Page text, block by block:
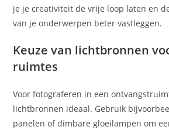
je je creativiteit de vrije loop laten en
van je onderwerpen beter vastleggen.
Keuze van lichtbronnen
ruimtes
Voor fotograferen in een
lichtbronnen ideaal. Gebruik
panelen of dimbare gloeilampen om